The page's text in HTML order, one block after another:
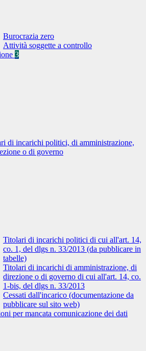
Burocrazia zero
Attività soggette a controllo
3
di incarichi politici, di amministrazione,
o di governo
Titolari di incarichi politici di cui all'art. 14,
co. 1, del dlgs n. 33/2013 (da pubblicare in
tabelle)
Titolari di incarichi di amministrazione, di
direzione o di governo di cui all'art. 14, co.
1-bis, del dlgs n. 33/2013
Cessati dall'incarico (documentazione da
pubblicare sul sito web)
per mancata comunicazione dei dati